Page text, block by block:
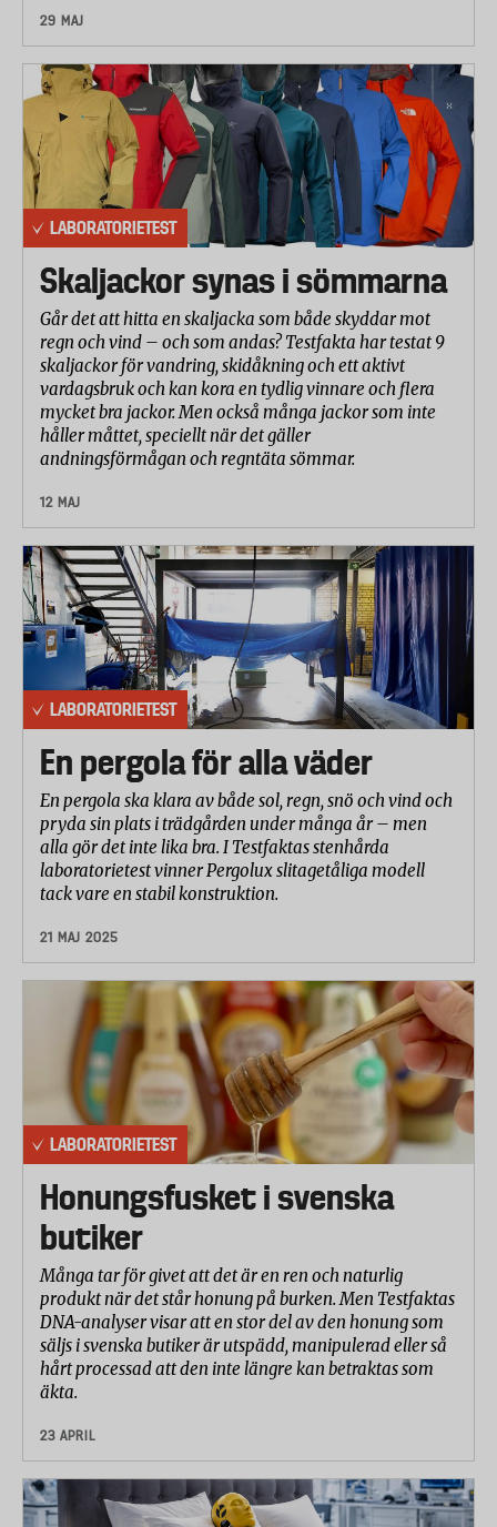
Dessutom är det klassificerat som mycket giftigt för
vattenlevande organismer och kan orsaka skadliga
långtidseffekter i miljön.
Källa: Kemikalieinspektionen
29 MAJ
LABORATORIETEST
Skaljackor synas i sömmarna
Går det att hitta en skaljacka som både skyddar mot
regn och vind – och som andas? Testfakta har testat 9
skaljackor för vandring, skidåkning och ett aktivt
vardagsbruk och kan kora en tydlig vinnare och flera
mycket bra jackor. Men också många jackor som inte
håller måttet, speciellt när det gäller
andningsförmågan och regntäta sömmar.
12 MAJ
LABORATORIETEST
En pergola för alla väder
En pergola ska klara av både sol, regn, snö och vind och
pryda sin plats i trädgården under många år – men
alla gör det inte lika bra. I Testfaktas stenhårda
laboratorietest vinner Pergolux slitagetåliga modell
tack vare en stabil konstruktion.
21 MAJ 2025
LABORATORIETEST
Honungsfusket i svenska
butiker
Många tar för givet att det är en ren och naturlig
produkt när det står honung på burken. Men Testfaktas
DNA-analyser visar att en stor del av den honung som
säljs i svenska butiker är utspädd, manipulerad eller så
hårt processad att den inte längre kan betraktas som
äkta.
23 APRIL